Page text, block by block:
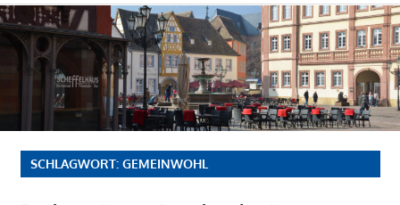
SCHLAGWORT: GEMEINWOHL